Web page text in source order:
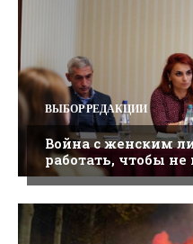
ВЫБОР РЕДАКЦИИ
Война с женским
работать, чтобы не